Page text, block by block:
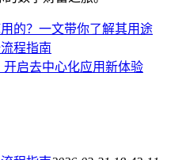
的？一文带你了解其用途
程指南
开启去中心化应用新体验